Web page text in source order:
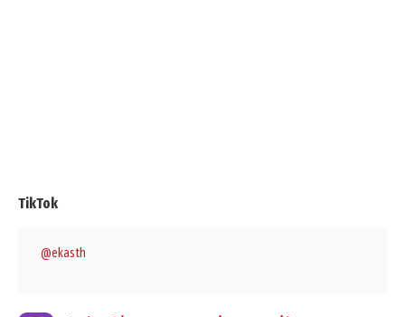
TikTok
@ekasth